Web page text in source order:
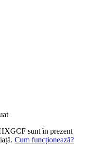
sunt în prezent
Cum funcționează?